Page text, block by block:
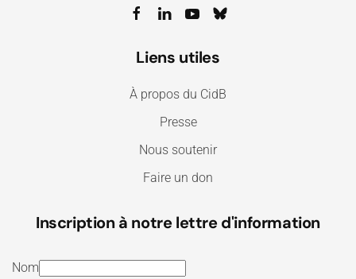
Liens utiles
À propos du CidB
Presse
Nous soutenir
Faire un don
Inscription à notre lettre d'information
Nom